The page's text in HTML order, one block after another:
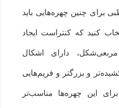
برای چنین چهره‌هایی باید
کنید که کنتراست ایجاد
دارای اشکال
و بزرگتر و فریم‌هایی
این چهره‌ها مناسب‌تر